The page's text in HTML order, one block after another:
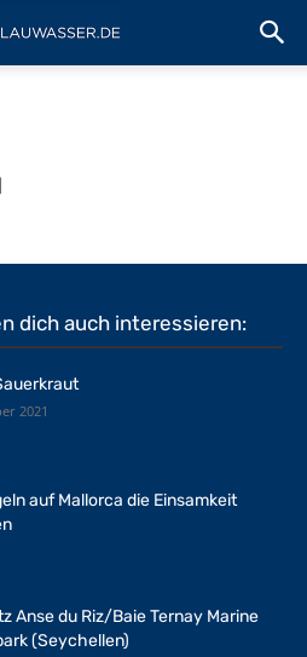
dich auch interessieren:
2021
auf Mallorca die Einsamkeit
Anse du Riz/Baie Ternay Marine
(Seychellen)